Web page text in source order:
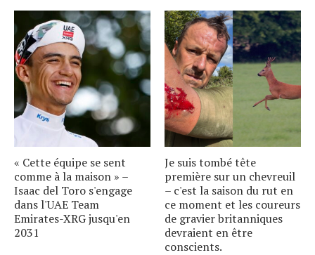
« Cette équipe se sent
comme à la maison » –
Isaac del Toro s'engage
dans l'UAE Team
Emirates-XRG jusqu'en
2031
Je suis tombé tête
première sur un chevreuil
– c'est la saison du rut en
ce moment et les coureurs
de gravier britanniques
devraient en être
conscients.